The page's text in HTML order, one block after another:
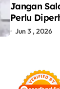
Jangan
Perlu
Pasang Big
Jun 3 , 2026